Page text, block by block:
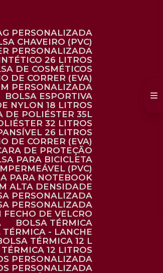
PERSONALIZADA
CHAVEIRO (PVC)
PERSONALIZADA
26 LITROS
DE COSMÉTICOS
DE CORRER (EVA)
PERSONALIZADA
BOLSA ESPORTIVA
NYLON 18 LITROS
DE POLIÉSTER 35L
32 LITROS
26 LITROS
DE CORRER (EVA)
DE PROTEÇÃO
PARA BICICLETA
(PVC)
PARA NOTEBOOK
ALTA DENSIDADE
PERSONALIZADA
PERSONALIZADA
FECHO DE VELCRO
BOLSA TÉRMICA
TÉRMICA - LANCHE
BOLSA TÉRMICA 12 L
TÉRMICA 12 LITROS
PERSONALIZADA
PERSONALIZADA